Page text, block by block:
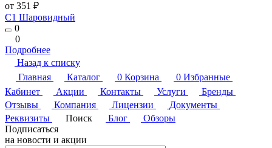
от 351 ₽
C1 Шаровидный
0
0
Подробнее
Назад к списку
Главная
Каталог 0 Корзина 0 Избранные
Кабинет
Акции Контакты Услуги
Бренды
Отзывы
Компания Лицензии
Документы
Реквизиты
Поиск Блог
Обзоры
Подписаться
на новости и акции